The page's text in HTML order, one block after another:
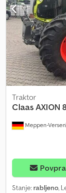
Meppen-Versen
Traktor
ClaasAXION
Stanje: rabljeno,